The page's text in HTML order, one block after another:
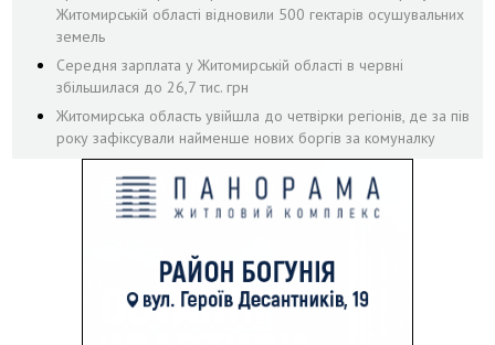
Житомирській області відновили 500 гектарів осушувальних
земель
Середня зарплата у Житомирській області в червні
збільшилася до 26,7 тис. грн
Житомирська область увійшла до четвірки регіонів, де за пів
року зафіксували найменше нових боргів за комуналку